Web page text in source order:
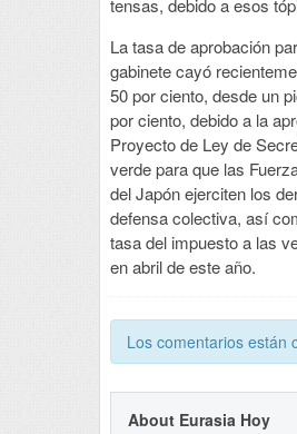
tensas, debido a esos
La tasa de aprobación
gabinete cayó
50 por ciento, desde un
por ciento, debido a la
Proyecto de Ley de
verde para que las
del Japón ejerciten los
defensa colectiva, así
tasa del impuesto a las
en abril de este año.
Los comentarios están
About Eurasia Hoy